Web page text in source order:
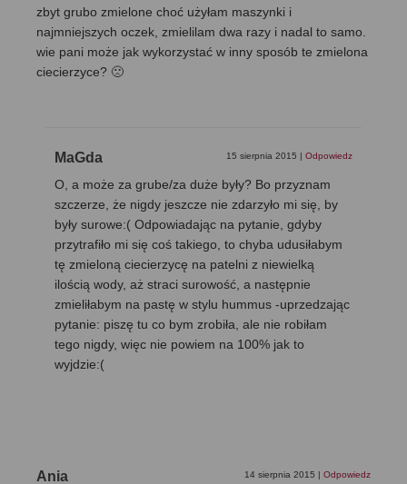
zbyt grubo zmielone choć użyłam maszynki i
najmniejszych oczek, zmielilam dwa razy i nadal to samo.
wie pani może jak wykorzystać w inny sposób te zmielona
ciecierzyce? 🙁
MaGda 15 sierpnia 2015 | Odpowiedz
O, a może za grube/za duże były? Bo przyznam
szczerze, że nigdy jeszcze nie zdarzyło mi się, by
były surowe:( Odpowiadając na pytanie, gdyby
przytrafiło mi się coś takiego, to chyba udusiłabym
tę zmieloną ciecierzycę na patelni z niewielką
ilością wody, aż straci surowość, a następnie
zmieliłabym na pastę w stylu hummus -uprzedzając
pytanie: piszę tu co bym zrobiła, ale nie robiłam
tego nigdy, więc nie powiem na 100% jak to
wyjdzie:(
Ania 14 sierpnia 2015 | Odpowiedz